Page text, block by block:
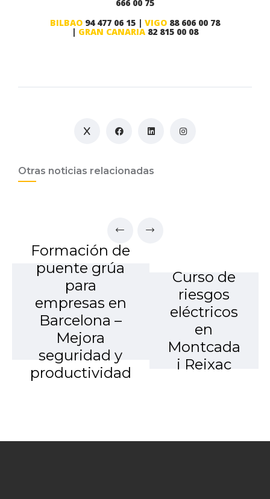
666 00 75
BILBAO 94 477 06 15 | VIGO 88 606 00 78
| GRAN CANARIA 82 815 00 08
Otras noticias relacionadas
Formación de
puente grúa
para
empresas en
Barcelona –
Mejora
seguridad y
productividad
Curso de
riesgos
eléctricos
en
Montcada
i Reixac